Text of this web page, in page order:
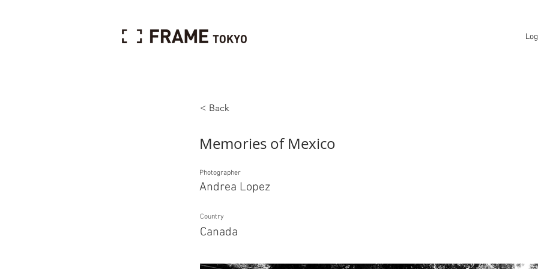
< Back
Memories of Mexico
Photographer
Andrea Lopez
Country
Canada